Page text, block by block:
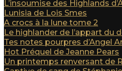
L’insoumise des Highlands
Lunisia de Lois Smes
A crocs à la lune tome 2
Le highlander de l’appart du
Tes notes pourpres d’Angel
Hot Préquel de Jeanne Pears
Un printemps renversant de